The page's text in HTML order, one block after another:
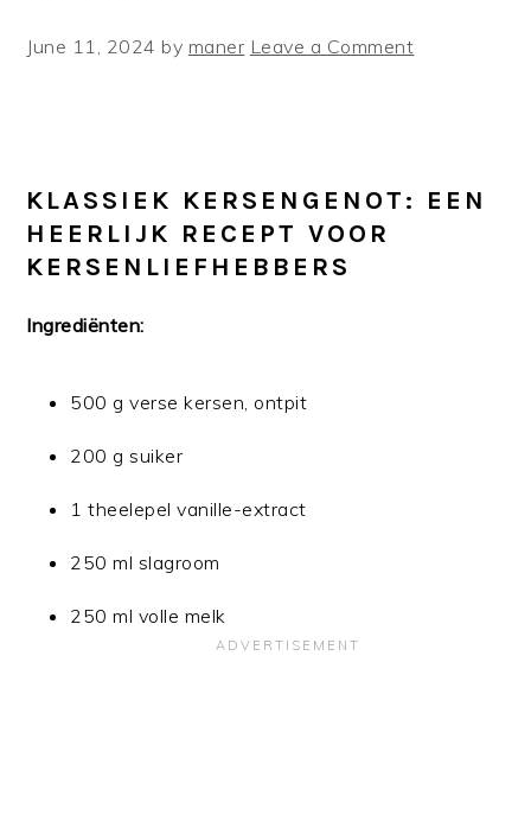
June 11, 2024 by maner Leave a Comment
KLASSIEK KERSENGENOT: EEN
HEERLIJK RECEPT VOOR
KERSENLIEFHEBBERS
Ingrediënten:
500 g verse kersen, ontpit
200 g suiker
1 theelepel vanille-extract
250 ml slagroom
250 ml volle melk